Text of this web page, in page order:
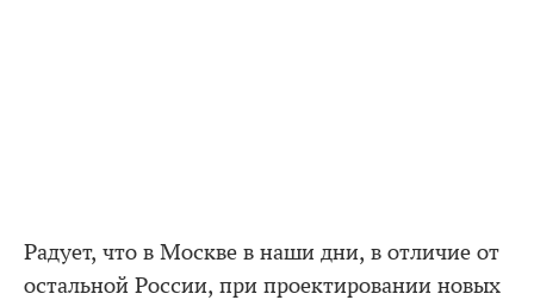
Радует, что в Москве в наши дни, в отличие от
остальной России, при проектировании новых